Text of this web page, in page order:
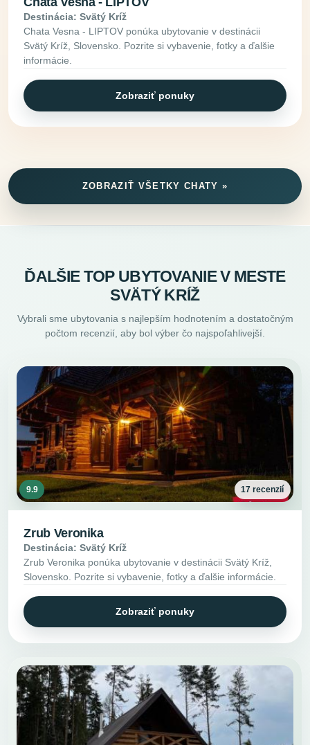
Destinácia: Svätý Kríž
Chata Vesna - LIPTOV ponúka ubytovanie v destinácii
Svätý Kríž, Slovensko. Pozrite si vybavenie, fotky a ďalšie
informácie.
Zobraziť ponuky
ZOBRAZIŤ VŠETKY CHATY »
ĎALŠIE TOP UBYTOVANIE V MESTE
SVÄTÝ KRÍŽ
Vybrali sme ubytovania s najlepším hodnotením a dostatočným
počtom recenzií, aby bol výber čo najspoľahlivejší.
9.9 17 recenzií
Zrub Veronika
Destinácia: Svätý Kríž
Zrub Veronika ponúka ubytovanie v destinácii Svätý Kríž,
Slovensko. Pozrite si vybavenie, fotky a ďalšie informácie.
Zobraziť ponuky